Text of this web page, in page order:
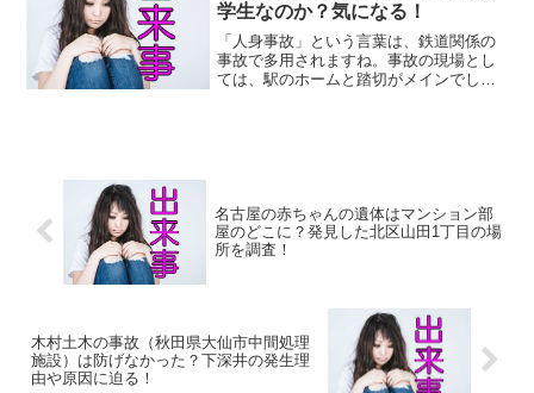
学生なのか？気になる！
「人身事故」という言葉は、鉄道関係の
事故で多用されますね。事故の現場とし
ては、駅のホームと踏切がメインでしょ
名古屋の赤ちゃんの遺体はマンション部
屋のどこに？発見した北区山田1丁目の場
所を調査！
木村土木の事故（秋田県大仙市中間処理
施設）は防げなかった？下深井の発生理
由や原因に迫る！